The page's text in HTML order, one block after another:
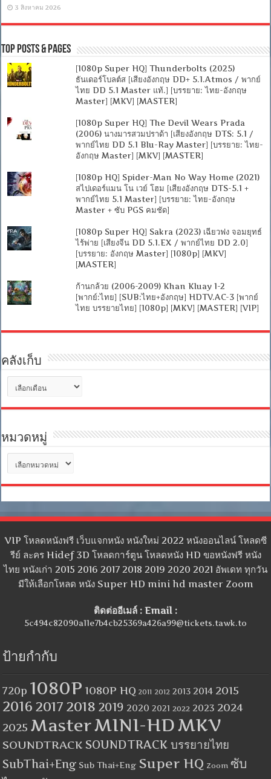
3 สิงหาคม 2026
Top Posts & Pages
[1080p Super HQ] Thunderbolts (2025)
ธันเดอร์โบลต์ส [เสียงอังกฤษ DD+ 5.1.Atmos / พากย์
ไทย DD 5.1 Master แท้.] [บรรยาย: ไทย-อังกฤษ
Master] [MKV] [MASTER]
[1080p Super HQ] The Devil Wears Prada
(2006) นางมารสวมปราด้า [เสียงอังกฤษ DTS: 5.1 /
พากย์ไทย DD 5.1 Blu-Ray Master] [บรรยาย: ไทย-
อังกฤษ Master] [MKV] [MASTER]
[1080p HQ] Spider-Man No Way Home (2021)
สไปเดอร์แมน โน เวย์ โฮม [เสียงอังกฤษ DTS-5.1 +
พากย์ไทย 5.1 Master] [บรรยาย: ไทย-อังกฤษ
Master + ซับ PGS คมชัด]
[1080p Super HQ] Sakra (2023) เฉียวฟง จอมยุทธ์
ไร้พ่าย [เสียงจีน DD 5.1.EX / พากย์ไทย DD 2.0]
[บรรยาย: อังกฤษ Master] [1080p] [MKV]
[MASTER]
ก้านกล้วย (2006-2009) Khan Kluay 1-2
[พากย์:ไทย] [SUB:ไทย+อังกฤษ] HDTV.AC-3 [พากย์
ไทย บรรยายไทย] [1080p] [MKV] [MASTER] [VIP]
คลังเก็บ
เก็บ
หมวดหมู่
หมู่
VIP โหลดหนังฟรี เว็บแจกหนัง หนังใหม่ 2022 หนังออนไลน์ โหลดซี
รีย์ ละคร Hidef 3D โหลดการ์ตูน โหลดหนัง HD ขอหนังฟรี หนัง
ไทย หนังเก่า 2015 2016 2017 2018 2019 2020 2021 อัพเดท ทุกวัน
มีให้เลือกโหลด หนัง Super HD mini hd master Zoom
ติดต่ออีเมล์ : Email :
5c494c82090a11e7b4cb25369a426a99@tickets.tawk.to
ป้ายกำกับ
720p 1080P 1080P HQ 2011 2012 2013 2014 2015
2016 2017 2018 2019 2020 2021 2022 2023 2024
2025 MasterMINI-HDMKV
SOUNDTRACK SOUNDTRACK บรรยายไทย
SubThai+Eng Sub Thai+Eng Super HQ Zoom ซับ